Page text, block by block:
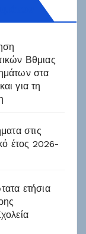
Βθμιας
στα
για τη
στις
έτος 2026-
ετήσια